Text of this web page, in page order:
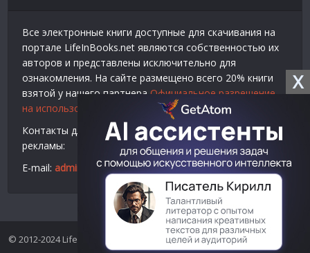
Все электронные книги доступные для скачивания на
портале LifeInBooks.net являются собственностью их
авторов и представлены исключительно для
ознакомления. На сайте размещено всего 20% книги
взятой у нашего партнераОфициальное разрешение
на использование материалов Litres.
Контакты для связи по вопросам авторского права и
рекламы:
E-mail: admin@lifeinbooks.net
© 2012-2024 LifeInBooks.net - Скачать бесплатно книги в форматах
X